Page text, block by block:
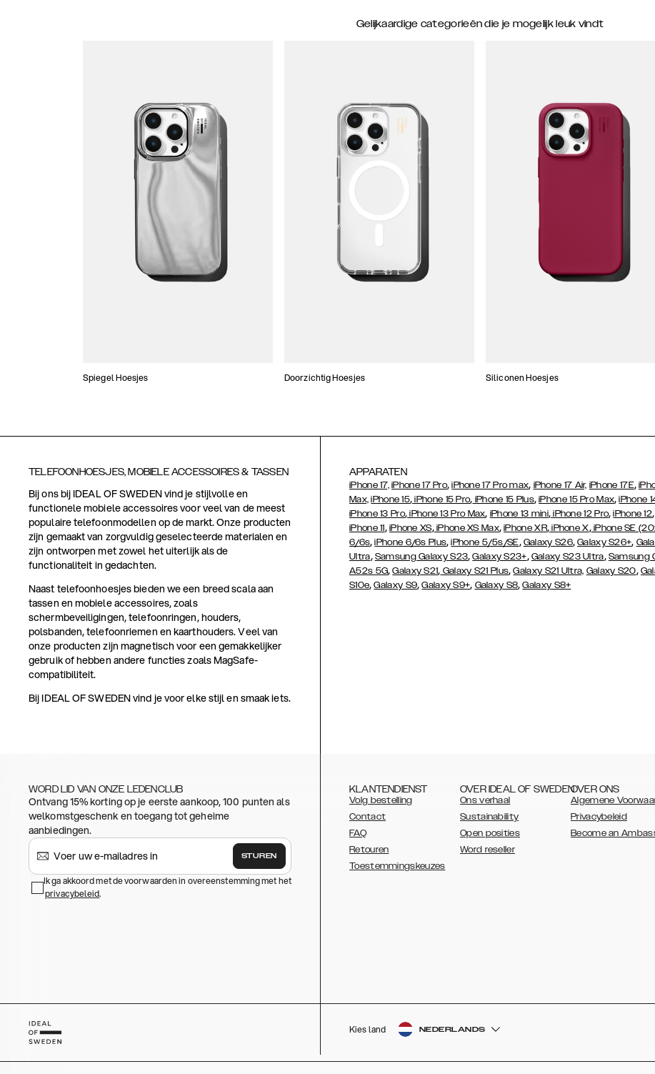
Gelijkaardige categorieën die je mogelijk leuk vindt
Spiegel Hoesjes Doorzichtig Hoesjes Siliconen Hoesjes
TELEFOONHOESJES, MOBIELE ACCESSOIRES & TASSEN
Bij ons bij IDEAL OF SWEDEN vind je stijlvolle en
functionele mobiele accessoires voor veel van de meest
populaire telefoonmodellen op de markt. Onze producten
zijn gemaakt van zorgvuldig geselecteerde materialen en
zijn ontworpen met zowel het uiterlijk als de
functionaliteit in gedachten.
Naast telefoonhoesjes bieden we een breed scala aan
tassen en mobiele accessoires, zoals
schermbeveiligingen, telefoonringen, houders,
polsbanden, telefoonriemen en kaarthouders. Veel van
onze producten zijn magnetisch voor een gemakkelijker
gebruik of hebben andere functies zoals MagSafe-
compatibiliteit.
Bij IDEAL OF SWEDEN vind je voor elke stijl en smaak iets.
APPARATEN
iPhone 17, iPhone 17 Pro,iPhone 17 Pro max, iPhone 17 Air, iPhone 17E,
Max, iPhone 15, iPhone 15 Pro, iPhone 15 Plus,iPhone 15 Pro Max,iPhone
iPhone 13 Pro, iPhone 13 Pro Max, iPhone 13 mini,iPhone 12 Pro,iPhone 12
iPhone 11, iPhone XS,iPhone XS Max,iPhone XR,iPhone X,iPhone SE
6/6s,iPhone 6/6s Plus,iPhone 5/5s/SE, Galaxy S26,Galaxy S26+,
Ultra, Samsung Galaxy S23,Galaxy S23+, Galaxy S23 Ultra, Samsung
A52s 5G,Galaxy S21, Galaxy S21 Plus,Galaxy S21 Ultra, Galaxy S20,
S10e,Galaxy S9,Galaxy S9+, Galaxy S8,Galaxy S8+
WORD LID VAN ONZE LEDENCLUB
Ontvang 15% korting op je eerste aankoop, 100 punten als
welkomstgeschenk en toegang tot geheime
aanbiedingen.
STUREN
Ik ga akkoord met de voorwaarden in overeenstemming met het
privacybeleid.
KLANTENDIENST
Volg bestelling
Contact
FAQ
Retouren
Toestemmingskeuzes
OVER IDEAL OF SWEDEN
Ons verhaal
Sustainability
Open posities
Word reseller
OVER ONS
Algemene
Privacybeleid
Become an
Kies land NEDERLANDS
AUSTRALIA
ESPAÑOL